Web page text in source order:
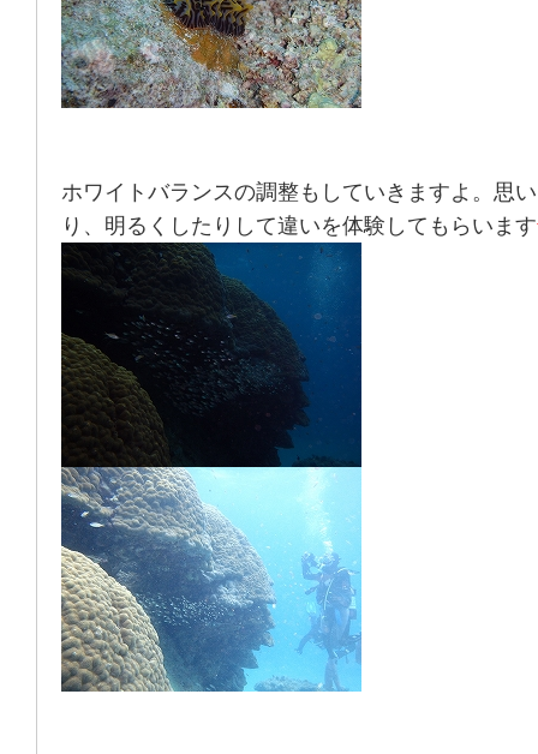
ホワイトバランスの調整もしていきますよ。思
り、明るくしたりして違いを体験してもらいます